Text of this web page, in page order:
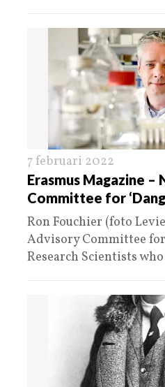
7 februari 2022
Erasmus Magazine –
Committee for
Ron Fouchier (foto
Advisory Committee for
Research Scientists